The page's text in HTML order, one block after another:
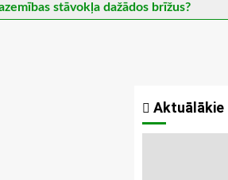
stāvokļa dažādos brīžus?
Aktuālākie